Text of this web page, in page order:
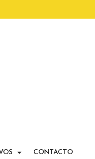
CONTACTO